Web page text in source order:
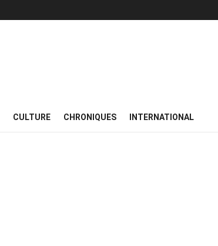
CULTURE CHRONIQUES INTERNATIONAL